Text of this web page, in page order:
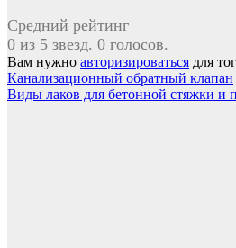
Средний рейтинг
0 из 5 звезд. 0 голосов.
Вам нужно авторизироваться для
Навигация
по
Канализационный обратный клапан
Виды лаков для бетонной стяжки и